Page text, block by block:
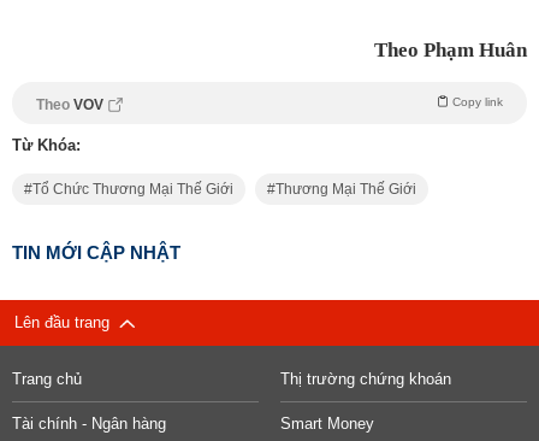
Theo Phạm Huân
Theo VOV Copy link
Từ Khóa:
Tổ Chức Thương Mại Thế Giới Thương Mại Thế Giới
TIN MỚI CẬP NHẬT
Lên đầu trang
Trang chủ Thị trường chứng khoán
Tài chính - Ngân hàng Smart Money